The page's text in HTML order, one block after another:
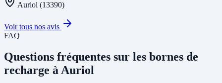
Auriol (13390)
Voir tous nos avis
FAQ
Questions fréquentes sur les bornes de
recharge à Auriol